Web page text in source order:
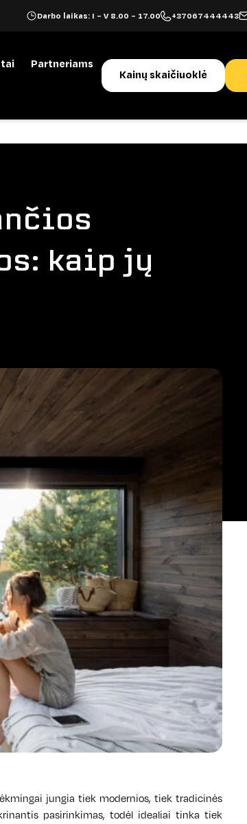
Darbo laikas: I – V 8.00 – 17.00 +37067444443
Partneriams
Kainų skaičiuoklė
kaip jų
jungia tiek modernios, tiek tradicinės
pasirinkimas, todėl idealiai tinka tiek